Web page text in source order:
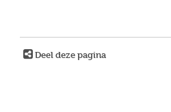
Deel deze pagina